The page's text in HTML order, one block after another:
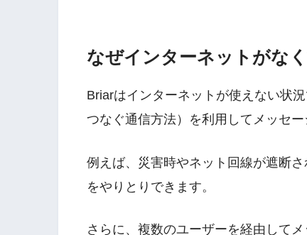
なぜインターネットがな
Briarはインターネットが使えない状
つなぐ通信方法）を利用してメッセー
例えば、災害時やネット回線が遮断
をやりとりできます。
さらに、複数のユーザーを経由して